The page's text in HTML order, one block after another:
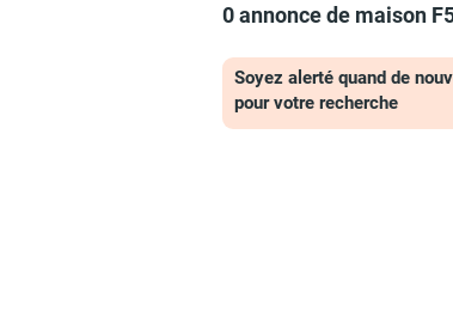
0 annonce de maison
Soyez alerté quand de
pour votre recherche